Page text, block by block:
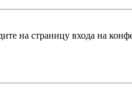
на страницу входа на